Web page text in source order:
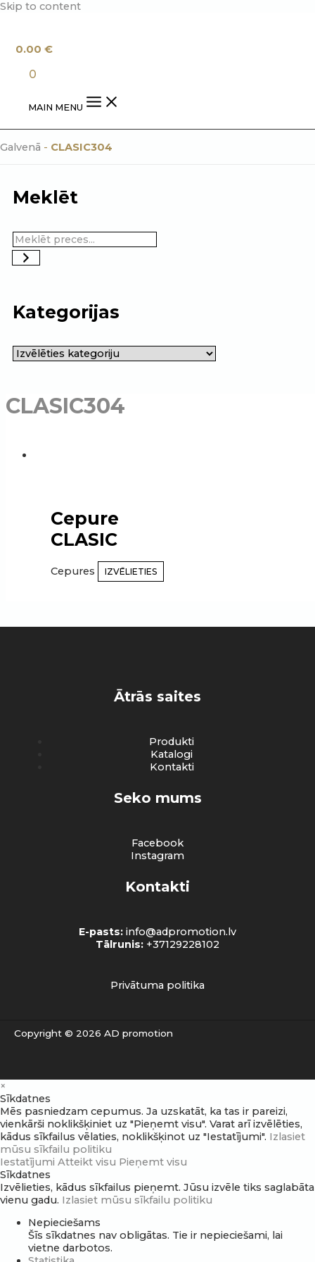
Skip to content
0.00 €
0
MAIN MENU
Galvenā - CLASIC304
Meklēt
Kategorijas
CLASIC304
Cepure
CLASIC
Cepures IZVĒLIETIES
Ātrās saites
Produkti
Katalogi
Kontakti
Seko mums
Facebook
Instagram
Kontakti
E-pasts: info@adpromotion.lv
Tālrunis: +37129228102
Privātuma politika
Copyright © 2026 AD promotion
×
Sīkdatnes
Mēs pasniedzam cepumus. Ja uzskatāt, ka tas ir pareizi,
vienkārši noklikšķiniet uz "Pieņemt visu". Varat arī izvēlēties,
kādus sīkfailus vēlaties, noklikšķinot uz "Iestatījumi". Izlasiet
mūsu sīkfailu politiku
Iestatījumi Atteikt visu Pieņemt visu
Sīkdatnes
Izvēlieties, kādus sīkfailus pieņemt. Jūsu izvēle tiks saglabāta
vienu gadu. Izlasiet mūsu sīkfailu politiku
Nepieciešams
Šīs sīkdatnes nav obligātas. Tie ir nepieciešami, lai
vietne darbotos.